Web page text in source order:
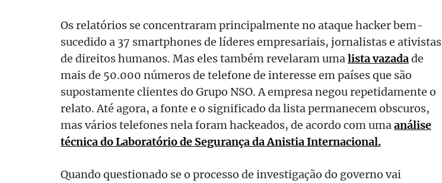
Os relatórios se concentraram principalmente no ataque hacker bem-
sucedido a 37 smartphones de líderes empresariais, jornalistas e ativistas
de direitos humanos. Mas eles também revelaram umalista vazadade
mais de 50.000 números de telefone de interesse em países que são
supostamente clientes do Grupo NSO. A empresa negou repetidamente o
relato. Até agora, a fonte e o significado da lista permanecem obscuros,
mas vários telefones nela foram hackeados, de acordo com umaanálise
técnica do Laboratório de Segurança da Anistia Internacional.
Quando questionado se o processo de investigação do governo vai